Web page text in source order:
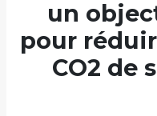
un
pour
CO2 de